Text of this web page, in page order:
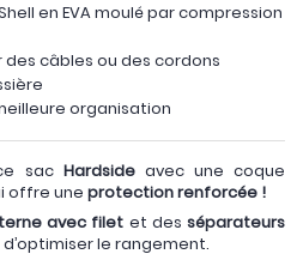
en EVA moulé par compression
câbles ou des cordons
organisation
sac Hardsideavec une coque
offre une protection renforcée !
avec filet et desséparateurs
le rangement.